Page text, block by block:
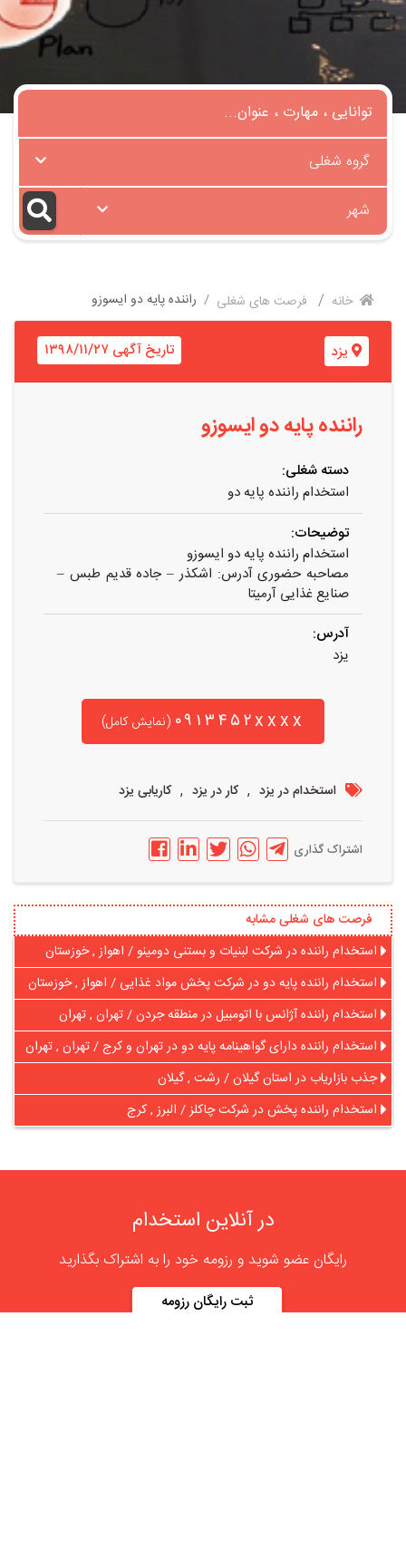
گروه شغلی
شهر
خانه فرصت های شغلی راننده پایه دو ایسوزو
یزد تاریخ آگهی ۱۳۹۸/۱۱/۲۷
راننده پایه دو ایسوزو
دسته شغلی:
استخدام راننده پایه دو
توضیحات:
استخدام راننده پایه دو ایسوزو
مصاحبه حضوری آدرس: اشکذر – جاده قدیم طبس –
صنایع غذایی آرمیتا
آدرس:
یزد
۰۹۱۳۴۵۲xxxx (نمایش کامل)
استخدام در یزد , کار در یزد , کاریابی یزد
اشتراک گذاری
فرصت های شغلی مشابه
استخدام راننده در شرکت لبنیات و بستنی دومینو / اهواز , خوزستان
استخدام راننده پایه دو در شرکت پخش مواد غذایی / اهواز , خوزستان
استخدام راننده آژانس با اتومبیل در منطقه جردن / تهران , تهران
استخدام راننده دارای گواهینامه پایه دو در تهران و کرج / تهران , تهران
جذب بازاریاب در استان گیلان / رشت , گیلان
استخدام راننده پخش در شرکت چاکلز / البرز , کرج
در آنلاین استخدام
رایگان عضو شوید و رزومه خود را به اشتراک بگذارید
ثبت رایگان رزومه